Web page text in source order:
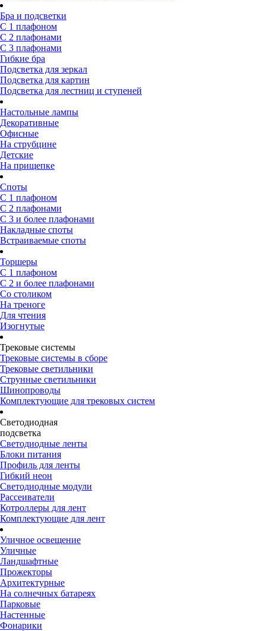
Бра и подсветки
С 1 плафоном
С 2 плафонами
С 3 плафонами
Гибкие бра
Подсветка для зеркал
Подсветка для картин
Подсветка для лестниц и ступеней
Настольные лампы
Декоративные
Офисные
На струбцине
Детские
На прищепке
Споты
С 1 плафоном
С 2 плафонами
С 3 и более плафонами
Накладные споты
Встраиваемые споты
Торшеры
С 1 плафоном
С 2 и более плафонами
Со столиком
На треноге
Для чтения
Изогнутые
Трековые системы
Трековые системы в сборе
Трековые светильники
Струнные светильники
Шинопроводы
Комплектующие для трековых систем
Светодиодная
подсветка
Светодиодные ленты
Блоки питания
Профиль для ленты
Гибкий неон
Светодиодные модули
Рассеиватели
Котроллеры для лент
Комплектующие для лент
Уличное освещение
Уличные
Ландшафтные
Прожекторы
Архитектурные
На солнечных батареях
Парковые
Настенные
Фонарики